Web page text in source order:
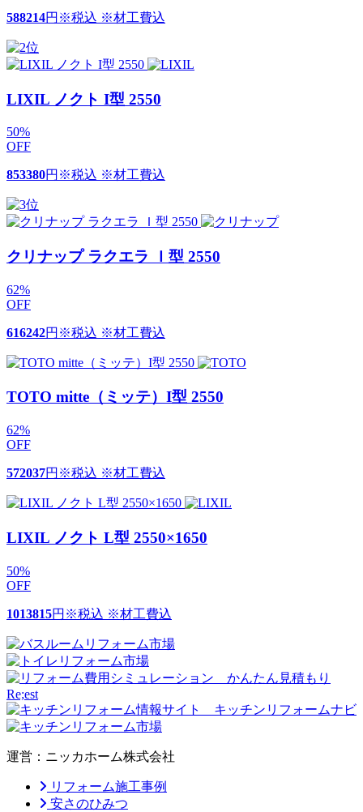
588214円 ※税込 ※材工費込
LIXIL ノクト I型 2550
50%
OFF
853380円 ※税込 ※材工費込
クリナップ ラクエラ Ｉ型 2550
62%
OFF
616242円 ※税込 ※材工費込
TOTO mitte（ミッテ）I型 2550
62%
OFF
572037円 ※税込 ※材工費込
LIXIL ノクト L型 2550×1650
50%
OFF
1013815円 ※税込 ※材工費込
運営：ニッカホーム株式会社
リフォーム施工事例
安さのひみつ